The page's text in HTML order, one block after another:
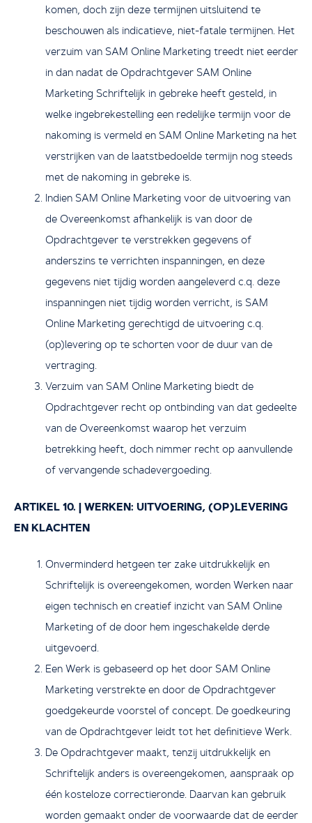
komen, doch zijn deze termijnen uitsluitend te
beschouwen als indicatieve, niet-fatale termijnen. Het
verzuim van SAM Online Marketing treedt niet eerder
in dan nadat de Opdrachtgever SAM Online
Marketing Schriftelijk in gebreke heeft gesteld, in
welke ingebrekestelling een redelijke termijn voor de
nakoming is vermeld en SAM Online Marketing na het
verstrijken van de laatstbedoelde termijn nog steeds
met de nakoming in gebreke is.
Indien SAM Online Marketing voor de uitvoering van
de Overeenkomst afhankelijk is van door de
Opdrachtgever te verstrekken gegevens of
anderszins te verrichten inspanningen, en deze
gegevens niet tijdig worden aangeleverd c.q. deze
inspanningen niet tijdig worden verricht, is SAM
Online Marketing gerechtigd de uitvoering c.q.
(op)levering op te schorten voor de duur van de
vertraging.
Verzuim van SAM Online Marketing biedt de
Opdrachtgever recht op ontbinding van dat gedeelte
van de Overeenkomst waarop het verzuim
betrekking heeft, doch nimmer recht op aanvullende
of vervangende schadevergoeding.
ARTIKEL 10. | WERKEN: UITVOERING, (OP)LEVERING
EN KLACHTEN
Onverminderd hetgeen ter zake uitdrukkelijk en
Schriftelijk is overeengekomen, worden Werken naar
eigen technisch en creatief inzicht van SAM Online
Marketing of de door hem ingeschakelde derde
uitgevoerd.
Een Werk is gebaseerd op het door SAM Online
Marketing verstrekte en door de Opdrachtgever
goedgekeurde voorstel of concept. De goedkeuring
van de Opdrachtgever leidt tot het definitieve Werk.
De Opdrachtgever maakt, tenzij uitdrukkelijk en
Schriftelijk anders is overeengekomen, aanspraak op
één kosteloze correctieronde. Daarvan kan gebruik
worden gemaakt onder de voorwaarde dat de eerder